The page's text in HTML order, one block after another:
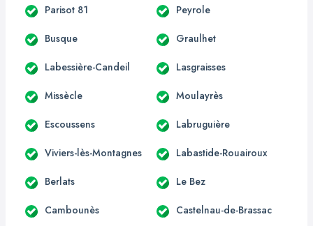
Parisot 81 Peyrole
Busque Graulhet
Labessière-Candeil Lasgraisses
Missècle Moulayrès
Escoussens Labruguière
Viviers-lès-Montagnes Labastide-Rouairoux
Berlats Le Bez
Cambounès Castelnau-de-Brassac